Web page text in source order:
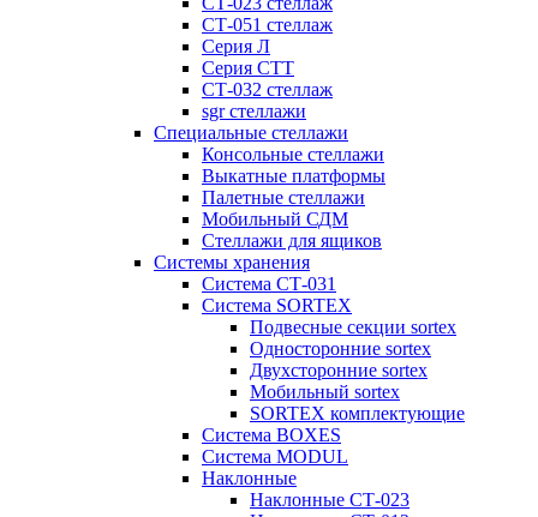
СТ-051 стеллаж
Серия Л
Серия СТТ
СТ-032 стеллаж
sgr стеллажи
Специальные стеллажи
Консольные стеллажи
Выкатные платформы
Палетные стеллажи
Мобильный СДМ
Стеллажи для ящиков
Системы хранения
Система СТ-031
Система SORTEX
Подвесные секции sortex
Односторонние sortex
Двухсторонние sortex
Мобильный sortex
SORTEX комплектующие
Система BOXES
Система MODUL
Наклонные
Наклонные СТ-023